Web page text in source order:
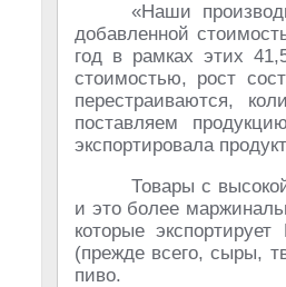
«Наши
добавленной
год в рамках этих
стоимостью, рост
перестраиваются,
поставляем
экспортировала
Товары с
и это более
которые
(прежде всего, сыры,
пиво.